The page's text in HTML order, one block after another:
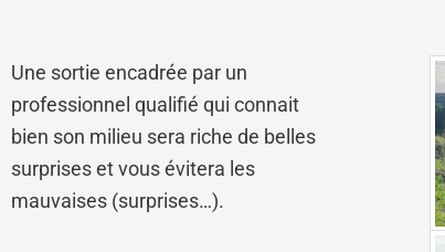
Une sortie encadrée par un
professionnel qualifié qui connait
bien son milieu sera riche de belles
surprises et vous évitera les
mauvaises (surprises…).